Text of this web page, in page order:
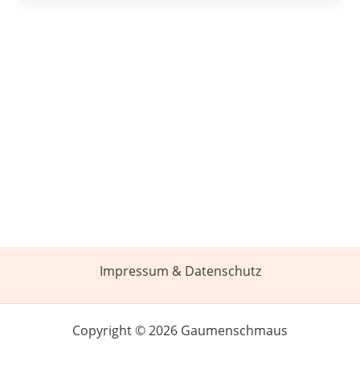
Impressum & Datenschutz
Copyright © 2026 Gaumenschmaus